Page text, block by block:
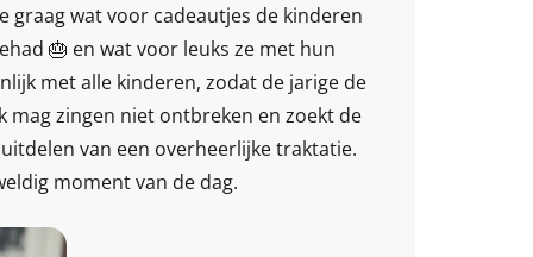
graag wat voor cadeautjes de kinderen
🎂 en wat voor leuks ze met hun
met alle kinderen, zodat de jarige de
zingen niet ontbreken en zoekt de
van een overheerlijke traktatie.
moment van de dag.